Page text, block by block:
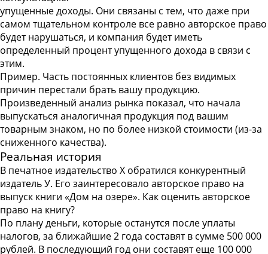
упущенные доходы. Они связаны с тем, что даже при
самом тщательном контроле все равно авторское право
будет нарушаться, и компания будет иметь
определенный процент упущенного дохода в связи с
этим.
Пример. Часть постоянных клиентов без видимых
причин перестали брать вашу продукцию.
Произведенный анализ рынка показал, что начала
выпускаться аналогичная продукция под вашим
товарным знаком, но по более низкой стоимости (из-за
сниженного качества).
Реальная история
В печатное издательство Х обратился конкурентный
издатель У. Его заинтересовало авторское право на
выпуск книги «Дом на озере». Как оценить авторское
право на книгу?
По плану деньги, которые останутся после уплаты
налогов, за ближайшие 2 года составят в сумме 500 000
рублей. В последующий год они составят еще 100 000